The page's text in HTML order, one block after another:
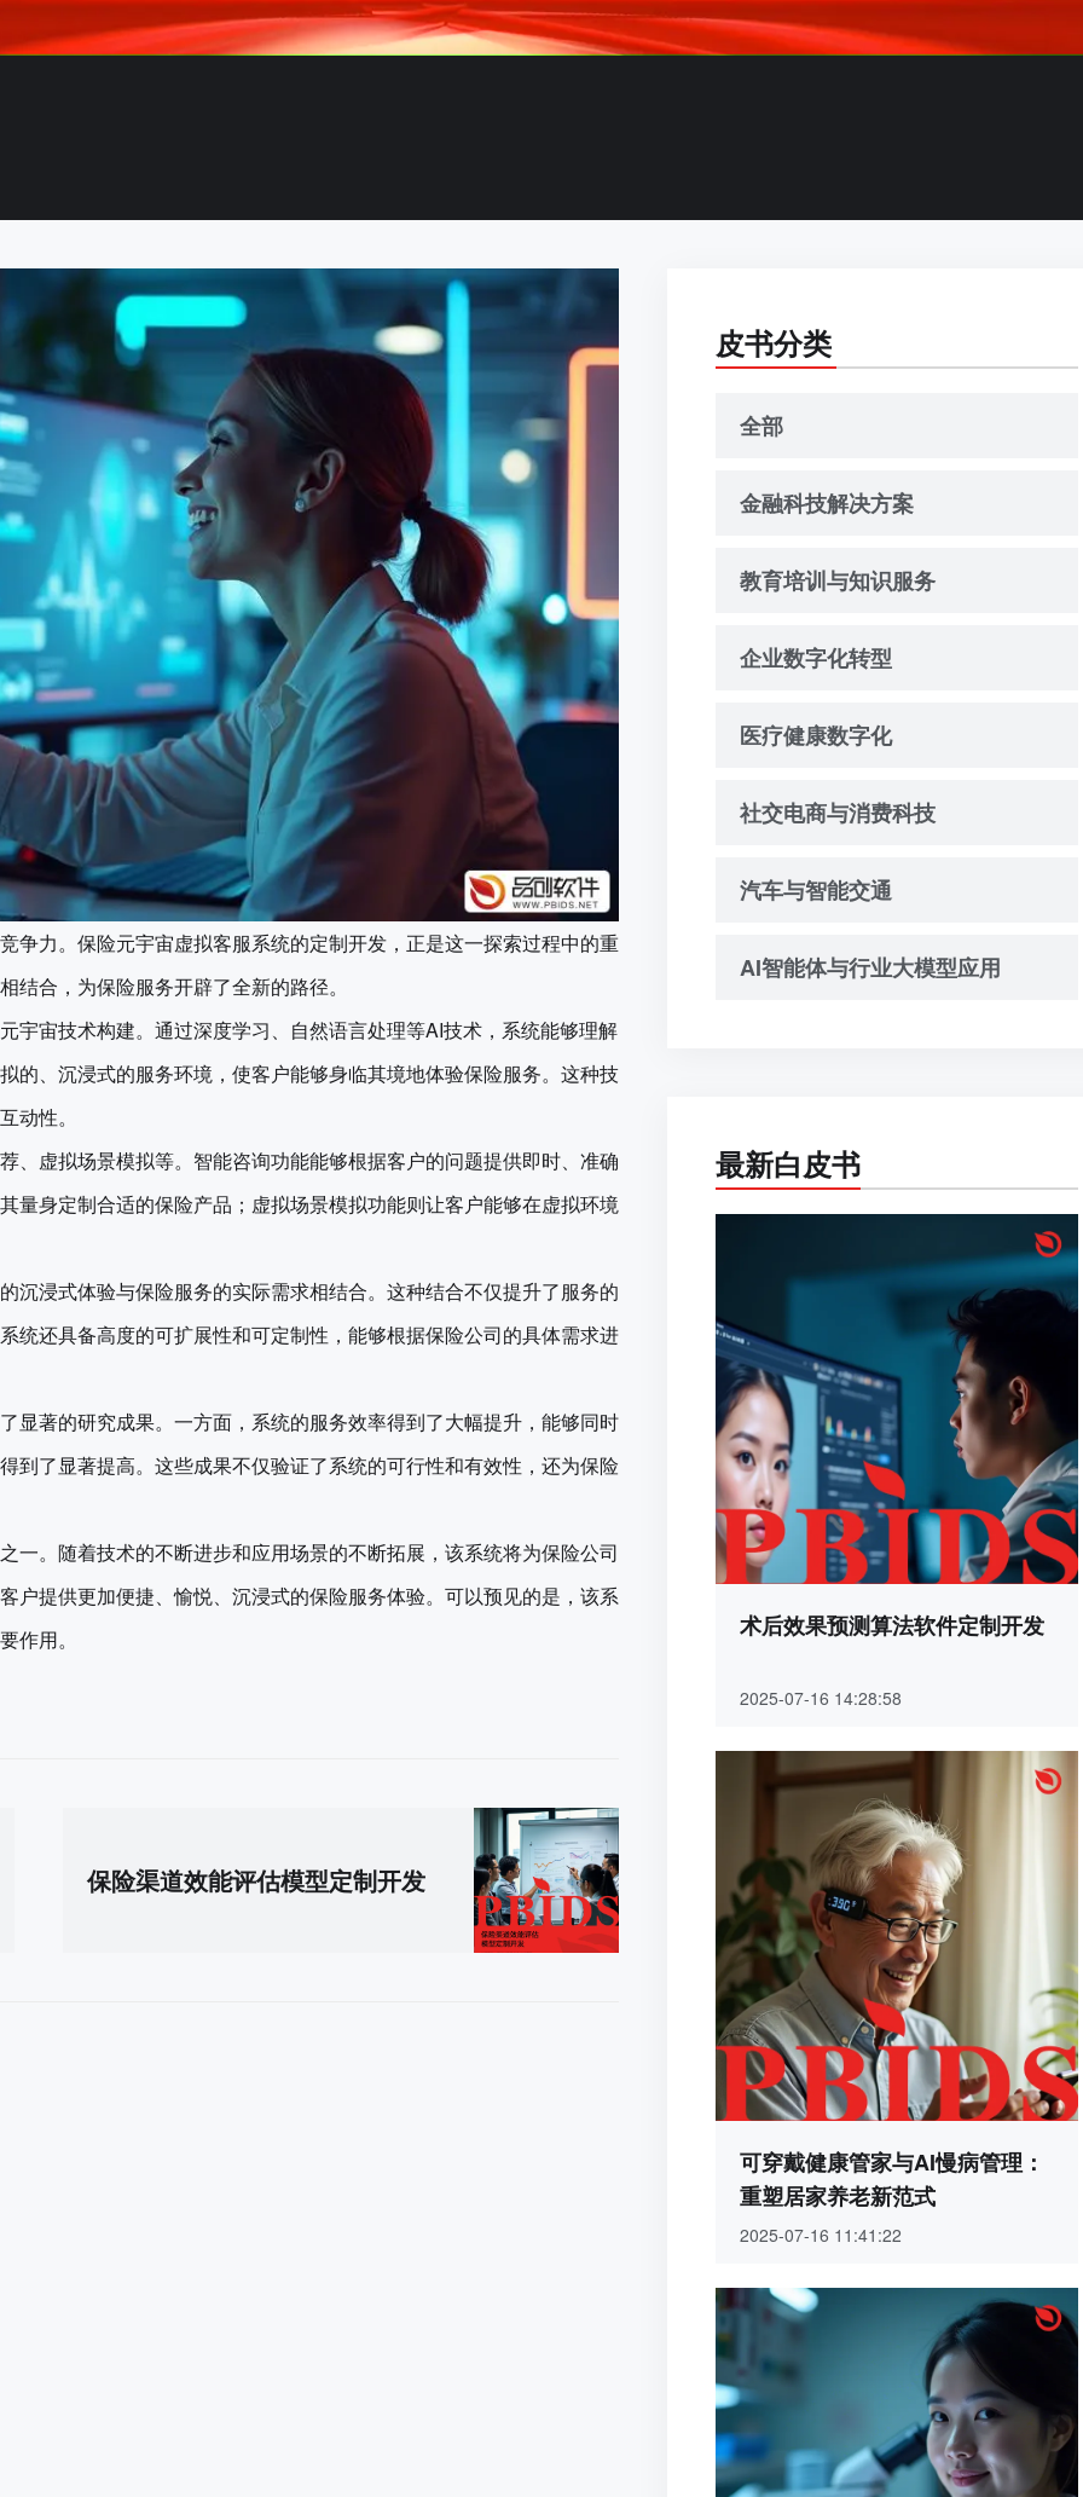
争力。保险元宇宙虚拟客服系统的定制开发，正是这一探索过程中的重
合，为保险服务开辟了全新的路径。
宇宙技术构建。通过深度学习、自然语言处理等AI技术，系统能够理解
的、沉浸式的服务环境，使客户能够身临其境地体验保险服务。这种技
动性。
、虚拟场景模拟等。智能咨询功能能够根据客户的问题提供即时、准确
量身定制合适的保险产品；虚拟场景模拟功能则让客户能够在虚拟环境
沉浸式体验与保险服务的实际需求相结合。这种结合不仅提升了服务的
统还具备高度的可扩展性和可定制性，能够根据保险公司的具体需求进
显著的研究成果。一方面，系统的服务效率得到了大幅提升，能够同时
到了显著提高。这些成果不仅验证了系统的可行性和有效性，还为保险
。随着技术的不断进步和应用场景的不断拓展，该系统将为保险公司
户提供更加便捷、愉悦、沉浸式的保险服务体验。可以预见的是，该系
作用。
保险渠道效能评估模型定制开发
皮书分类
全部
金融科技解决方案
教育培训与知识服务
企业数字化转型
医疗健康数字化
社交电商与消费科技
汽车与智能交通
AI智能体与行业大模型应用
最新白皮书
术后效果预测算法软件定制开发
2025-07-16 14:28:58
可穿戴健康管家与AI慢病管理：
重塑居家养老新范式
2025-07-16 11:41:22